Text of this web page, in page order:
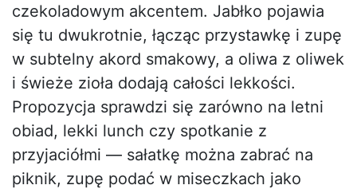
czekoladowym akcentem. Jabłko pojawia
się tu dwukrotnie, łącząc przystawkę i zupę
w subtelny akord smakowy, a oliwa z oliwek
i świeże zioła dodają całości lekkości.
Propozycja sprawdzi się zarówno na letni
obiad, lekki lunch czy spotkanie z
przyjaciółmi — sałatkę można zabrać na
piknik, zupę podać w miseczkach jako